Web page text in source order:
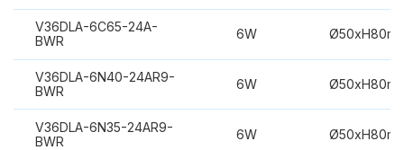
V36DLA-6C65-24A-
BWR
6W
V36DLA-6N40-24AR9-
BWR
6W
V36DLA-6N35-24AR9-
BWR
6W